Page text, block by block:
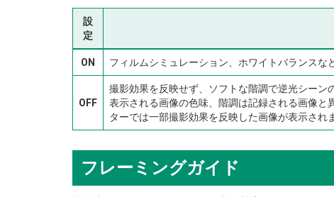
設
定
ON フィルムシミュレーション、ホワイトバランスな
OFF
撮影効果を反映せず、ソフトな階調で逆光シー
表示される画像の色味、階調は記録される画像
ターでは一部撮影効果を反映した画像が表示され
フレーミングガイド